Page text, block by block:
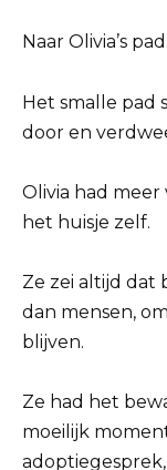
Naar Olivia’s pad.
Het smalle pad
door en
Olivia had
het huisje zelf.
Ze zei altijd dat
dan mensen,
blijven.
Ze had het
moeilijk